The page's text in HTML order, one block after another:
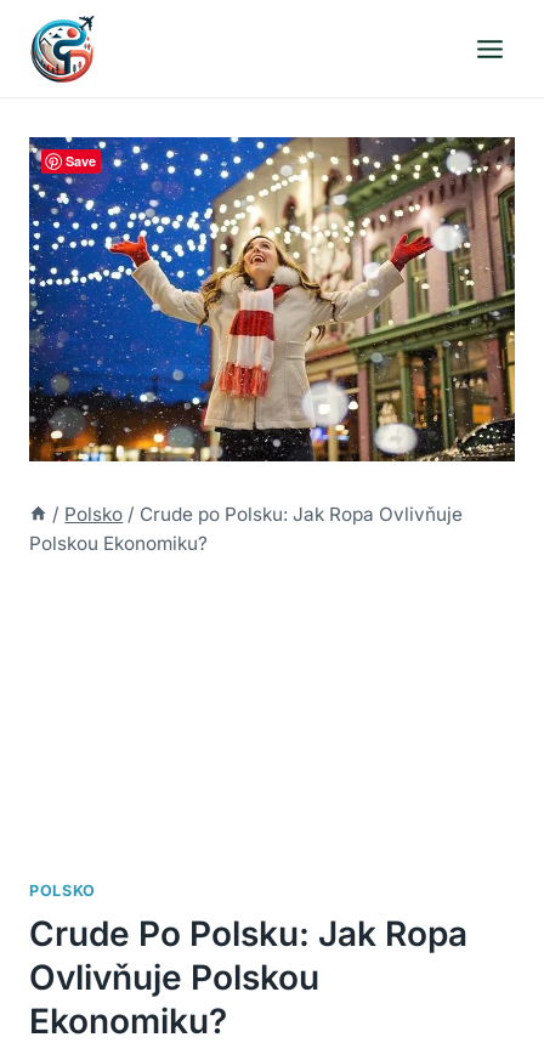
Přeskočit
obsah
/ Polsko / Crude po Polsku: Jak Ropa Ovlivňuje
Polskou Ekonomiku?
POLSKO
Crude Po Polsku: Jak Ropa
Ovlivňuje Polskou
Ekonomiku?
Save